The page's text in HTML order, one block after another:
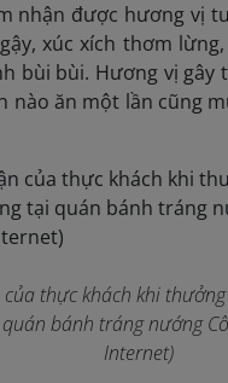
nhận được hương vị
xúc xích thơm
bùi bùi. Hương vị gây
nào ăn một lần cũng
của thực khách khi
bánh tráng nướng
Internet)